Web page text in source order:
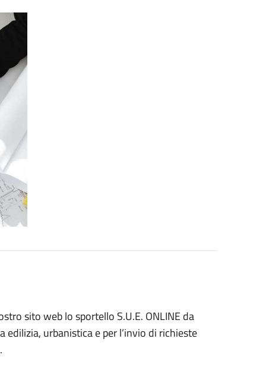
sito web lo sportello S.U.E. ONLINE da
urbanistica e per l’invio di richieste